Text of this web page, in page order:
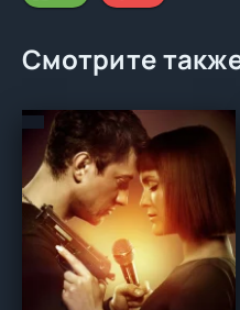
Смотрите